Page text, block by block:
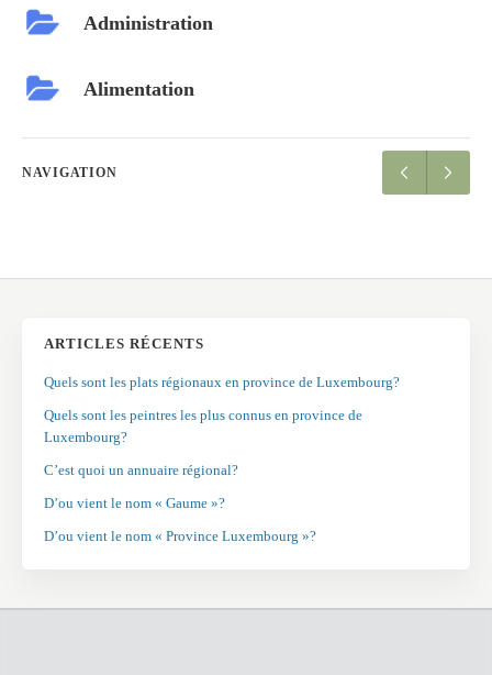
Administration
Alimentation
NAVIGATION
ARTICLES RÉCENTS
Quels sont les plats régionaux en province de Luxembourg?
Quels sont les peintres les plus connus en province de
Luxembourg?
C’est quoi un annuaire régional?
D’ou vient le nom « Gaume »?
D’ou vient le nom « Province Luxembourg »?